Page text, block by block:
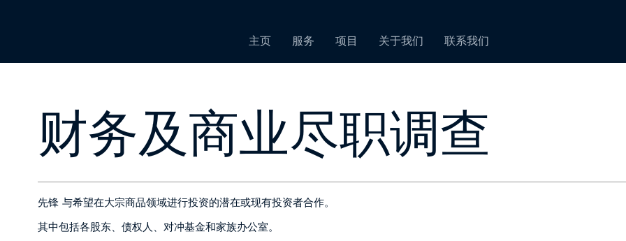
主页 服务 项目 关于我们 联系我们
财务及商业尽职调查
先锋 与希望在大宗商品领域进行投资的潜在或现有投资者合作。
其中包括各股东、债权人、对冲基金和家族办公室。